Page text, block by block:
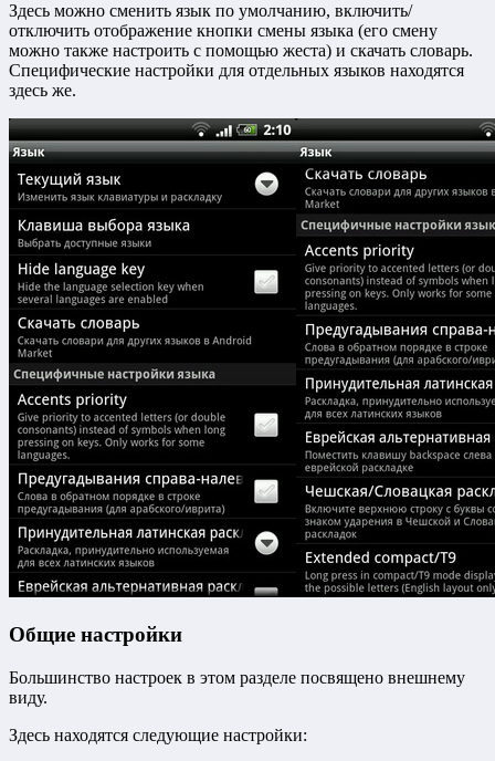
Здесь можно сменить язык по умолчанию, включить/
отключить отображение кнопки смены языка (его смену
можно также настроить с помощью жеста) и скачать словарь.
Специфические настройки для отдельных языков находятся
здесь же.
Общие настройки
Большинство настроек в этом разделе посвящено внешнему
виду.
Здесь находятся следующие настройки: